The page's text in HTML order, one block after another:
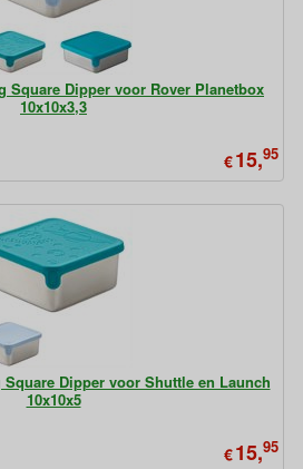
Square Dipper voor Rover Planetbox
10x10x3,3
€15,95
Dipper voor Shuttle en Launch
10x10x5
€15,95